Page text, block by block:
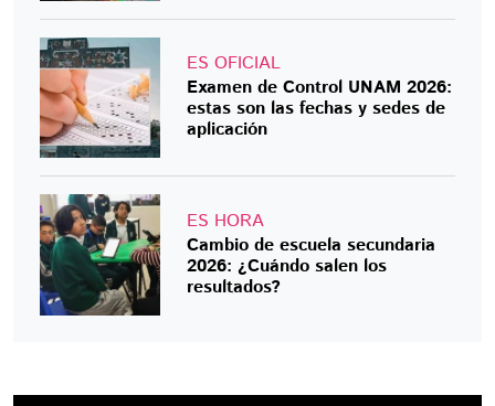
ES OFICIAL
Examen de Control UNAM 2026:
estas son las fechas y sedes de
aplicación
ES HORA
Cambio de escuela secundaria
2026: ¿Cuándo salen los
resultados?